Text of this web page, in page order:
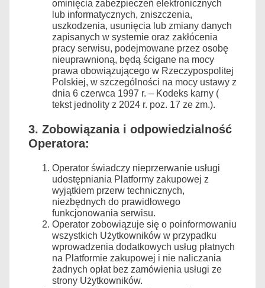
ominięcia zabezpieczeń elektronicznych
lub informatycznych, zniszczenia,
uszkodzenia, usunięcia lub zmiany danych
zapisanych w systemie oraz zakłócenia
pracy serwisu, podejmowane przez osobę
nieuprawnioną, będą ścigane na mocy
prawa obowiązującego w Rzeczypospolitej
Polskiej, w szczególności na mocy ustawy z
dnia 6 czerwca 1997 r. – Kodeks karny (
tekst jednolity z 2024 r. poz. 17 ze zm.).
3. Zobowiązania i odpowiedzialność
Operatora:
Operator świadczy nieprzerwanie usługi
udostępniania Platformy zakupowej z
wyjątkiem przerw technicznych,
niezbędnych do prawidłowego
funkcjonowania serwisu.
Operator zobowiązuje się o poinformowaniu
wszystkich Użytkowników w przypadku
wprowadzenia dodatkowych usług płatnych
na Platformie zakupowej i nie naliczania
żadnych opłat bez zamówienia usługi ze
strony Użytkowników.